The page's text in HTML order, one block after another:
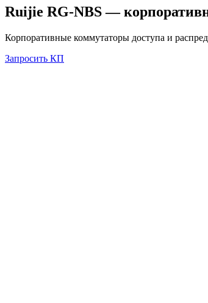
Ruijie RG-NBS —
Корпоративные коммутаторы доступа и
Запросить КП